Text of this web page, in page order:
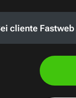
cliente Fastweb